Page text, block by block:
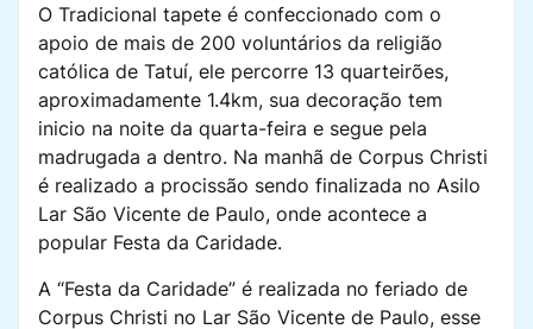
O Tradicional tapete é confeccionado com o
apoio de mais de 200 voluntários da religião
católica de Tatuí, ele percorre 13 quarteirões,
aproximadamente 1.4km, sua decoração tem
inicio na noite da quarta-feira e segue pela
madrugada a dentro. Na manhã de Corpus Christi
é realizado a procissão sendo finalizada no Asilo
Lar São Vicente de Paulo, onde acontece a
popular Festa da Caridade.
A “Festa da Caridade” é realizada no feriado de
Corpus Christi no Lar São Vicente de Paulo, esse